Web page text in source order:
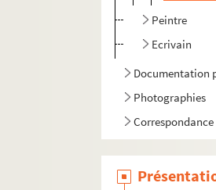
Peintre
Ecrivain
Documentation
Photographies
Correspondance